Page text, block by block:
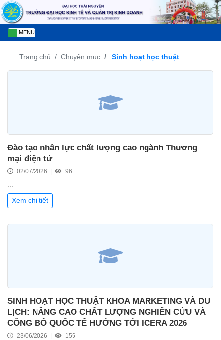
MENU
Trang chủ Chuyên mục Sinh hoạt học thuật
Đào tạo nhân lực chất lượng cao ngành Thương
mại điện tử
02/07/2026 | 96
...
Xem chi tiết
SINH HOẠT HỌC THUẬT KHOA MARKETING VÀ DU
LỊCH: NÂNG CAO CHẤT LƯỢNG NGHIÊN CỨU VÀ
CÔNG BỐ QUỐC TẾ HƯỚNG TỚI ICERA 2026
23/06/2026 | 155